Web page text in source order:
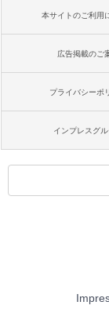
本サイトのご利用
広告掲載のご
プライバシーポ
インプレスグ